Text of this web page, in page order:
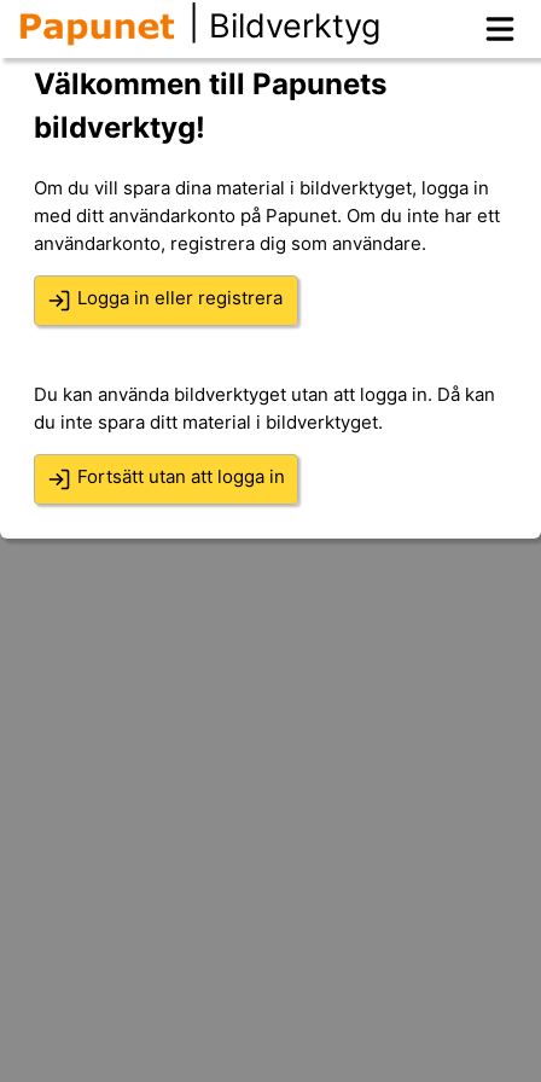
Bildverktyg
Välkommen till Papunets
bildverktyg!
Om du vill spara dina material i bildverktyget, logga in
med ditt användarkonto på Papunet. Om du inte har ett
användarkonto, registrera dig som användare.
Logga in eller registrera
Du kan använda bildverktyget utan att logga in. Då kan
du inte spara ditt material i bildverktyget.
Fortsätt utan att logga in